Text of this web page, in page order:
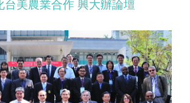
台美農業合作 興大辦論壇